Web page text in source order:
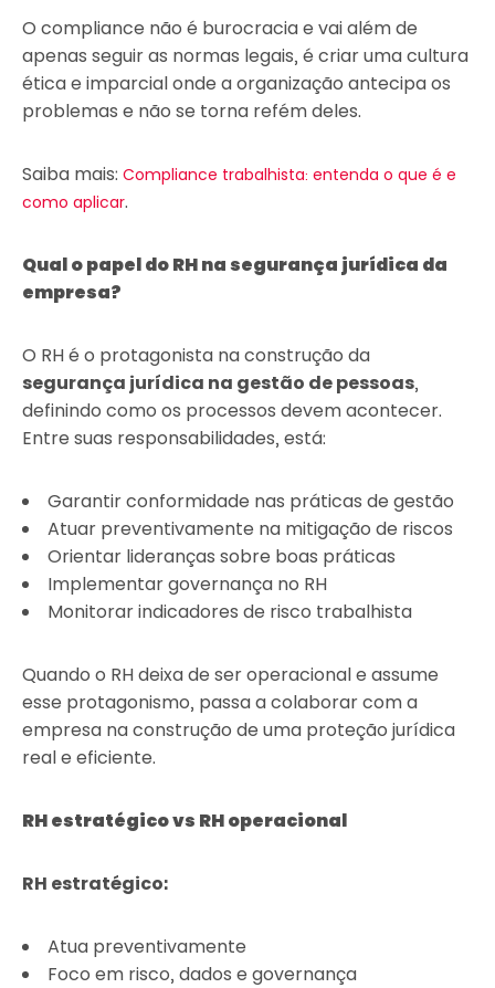
O compliance não é burocracia e vai além de
apenas seguir as normas legais, é criar uma cultura
ética e imparcial onde a organização antecipa os
problemas e não se torna refém deles.
Saiba mais: Compliance trabalhista: entenda o que é e
como aplicar.
Qual o papel do RH na segurança jurídica da
empresa?
O RH é o protagonista na construção da
segurança jurídica na gestão de pessoas,
definindo como os processos devem acontecer.
Entre suas responsabilidades, está:
Garantir conformidade nas práticas de gestão
Atuar preventivamente na mitigação de riscos
Orientar lideranças sobre boas práticas
Implementar governança no RH
Monitorar indicadores de risco trabalhista
Quando o RH deixa de ser operacional e assume
esse protagonismo, passa a colaborar com a
empresa na construção de uma proteção jurídica
real e eficiente.
RH estratégico vs RH operacional
RH estratégico:
Atua preventivamente
Foco em risco, dados e governança